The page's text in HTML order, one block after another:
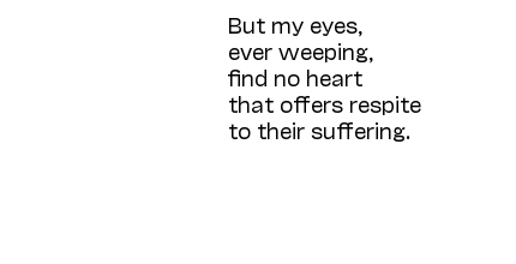
But my eyes,
ever weeping,
find no heart
that offers respite
to their suffering.